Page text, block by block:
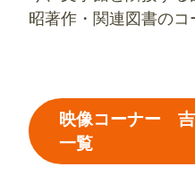
昭著作・関連図書のコ
映像コーナー
一覧